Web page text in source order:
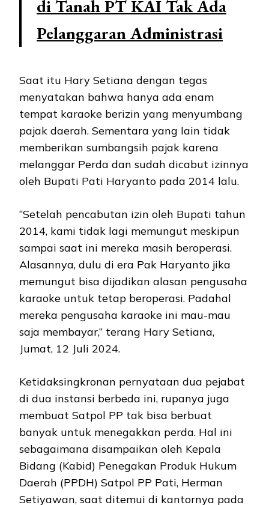
di Tanah PT KAI Tak Ada
Pelanggaran Administrasi
Saat itu Hary Setiana dengan tegas
menyatakan bahwa hanya ada enam
tempat karaoke berizin yang menyumbang
pajak daerah. Sementara yang lain tidak
memberikan sumbangsih pajak karena
melanggar Perda dan sudah dicabut izinnya
oleh Bupati Pati Haryanto pada 2014 lalu.
“Setelah pencabutan izin oleh Bupati tahun
2014, kami tidak lagi memungut meskipun
sampai saat ini mereka masih beroperasi.
Alasannya, dulu di era Pak Haryanto jika
memungut bisa dijadikan alasan pengusaha
karaoke untuk tetap beroperasi. Padahal
mereka pengusaha karaoke ini mau-mau
saja membayar,” terang Hary Setiana,
Jumat, 12 Juli 2024.
Ketidaksingkronan pernyataan dua pejabat
di dua instansi berbeda ini, rupanya juga
membuat Satpol PP tak bisa berbuat
banyak untuk menegakkan perda. Hal ini
sebagaimana disampaikan oleh Kepala
Bidang (Kabid) Penegakan Produk Hukum
Daerah (PPDH) Satpol PP Pati, Herman
Setiyawan, saat ditemui di kantornya pada